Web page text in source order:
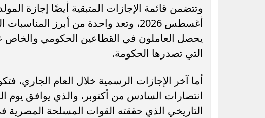
أغسطس 2026، وتعد واحدة من أبرز
يحصل العاملون في القطاعين الحكومي والخاص
التي تصدرها الحكومة.
أما آخر الإجازات الرسمية خلال العام الجاري،
التاريخي الذي حققته القوات المسلحة المصرية